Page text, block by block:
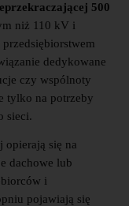
500
niż 110 kV i
dedykowane
czy wspólnoty
tylko na potrzeby
sieci.
opierają się na
dachowe lub
i
pojawiają się